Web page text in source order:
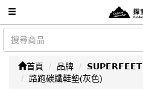
首頁 品牌 𝗦𝗨𝗣𝗘𝗥𝗙𝗘𝗘𝗧
路跑碳纖鞋墊(灰色)